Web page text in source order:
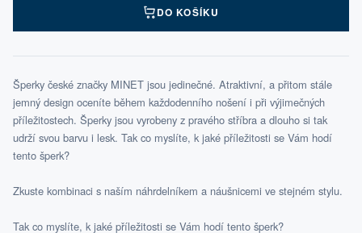
DO KOŠÍKU
Šperky české značky MINET jsou jedinečné. Atraktivní, a přitom stále
jemný design oceníte během každodenního nošení i při výjimečných
příležitostech. Šperky jsou vyrobeny z pravého stříbra a dlouho si tak
udrží svou barvu i lesk. Tak co myslíte, k jaké příležitosti se Vám hodí
tento šperk?
Zkuste kombinaci s naším náhrdelníkem a náušnicemi ve stejném stylu.
Tak co myslíte, k jaké příležitosti se Vám hodí tento šperk?